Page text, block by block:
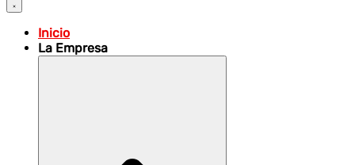
Inicio
La Empresa